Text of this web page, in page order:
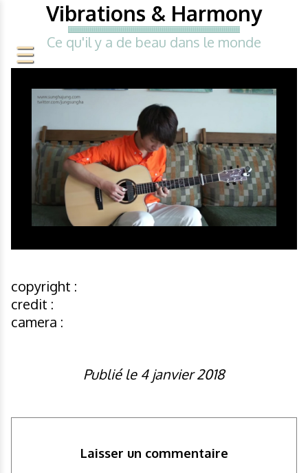
Vibrations & Harmony
Ce qu'il y a de beau dans le monde
copyright :
credit :
camera :
Publié le 4 janvier 2018
Laisser un commentaire